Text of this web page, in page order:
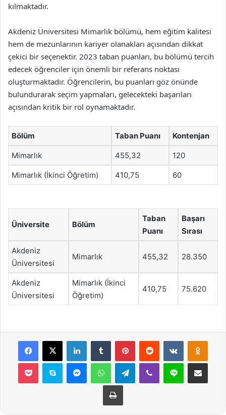
kılmaktadır.
Akdeniz Üniversitesi Mimarlık bölümü, hem eğitim kalitesi
hem de mezunlarının kariyer olanakları açısından dikkat
çekici bir seçenektir. 2023 taban puanları, bu bölümü tercih
edecek öğrenciler için önemli bir referans noktası
oluşturmaktadır. Öğrencilerin, bu puanları göz önünde
bulundurarak seçim yapmaları, gelecekteki başarıları
açısından kritik bir rol oynamaktadır.
Bölüm Taban Puanı Kontenjan
Mimarlık 455,32 120
Mimarlık (İkinci Öğretim) 410,75 60
Üniversite Bölüm
Taban
Puanı
Başarı
Sırası
Akdeniz
Üniversitesi
Mimarlık 455,32 28.350
Akdeniz
Üniversitesi
Mimarlık (İkinci
Öğretim)
410,75 75.620
Facebook
X LinkedInTumblr PinterestReddit VKontakte
Pocket Skype MessengerWhatsAppTelegramViber Line E-Posta ile
Yazdır